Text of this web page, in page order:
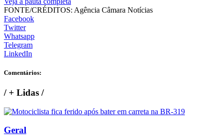
FONTE/CRÉDITOS: Agência Câmara Notícias
Facebook
Twitter
Whatsapp
Telegram
LinkedIn
Comentários:
/+ Lidas /
Geral